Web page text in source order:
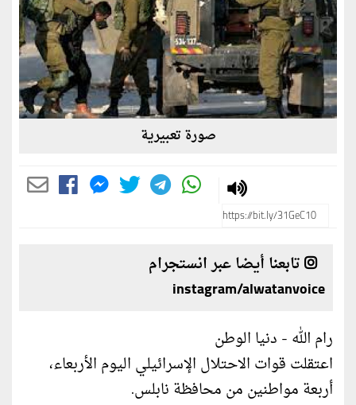
صورة تعبيرية
تابعنا أيضا عبر انستجرام
instagram/alwatanvoice
رام الله - دنيا الوطن
اعتقلت قوات الاحتلال الإسرائيلي اليوم الأربعاء،
أربعة مواطنين من محافظة نابلس.